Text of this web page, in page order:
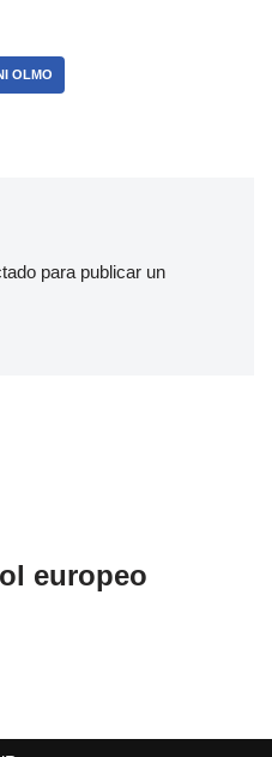
OLMO
para publicar un
europeo